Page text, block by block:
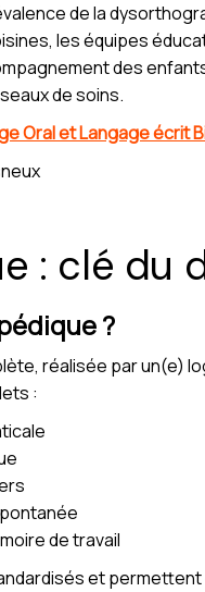
de la
les équipes
des
de soins.
Oral et Langage écrit
: clé du
?
réalisée par un(e)
:
de travail
et